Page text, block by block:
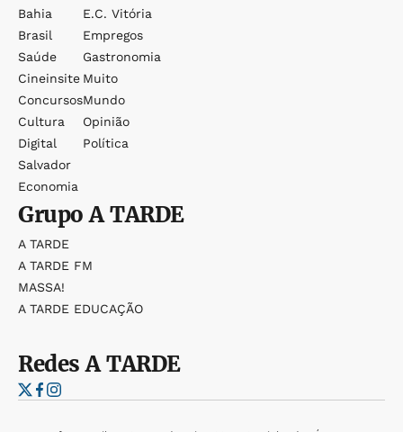
Bahia
Brasil
Saúde
Cineinsite
Concursos
Cultura
Digital
Salvador
Economia
E.c. Vitória
Empregos
Gastronomia
Muito
Mundo
Opinião
Política
GrupoA TARDE
A TARDE
A TARDE FM
MASSA!
A TARDE EDUCAÇÃO
RedesA TARDE